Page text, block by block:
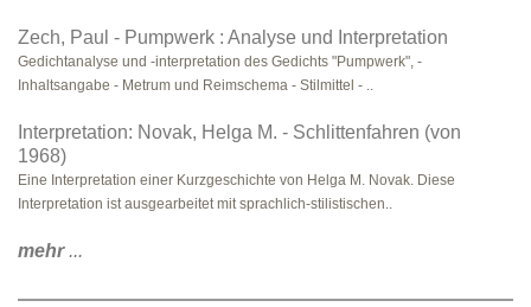
Zech, Paul - Pumpwerk : Analyse und Interpretation
Gedichtanalyse und -interpretation des Gedichts "Pumpwerk", -
Inhaltsangabe - Metrum und Reimschema - Stilmittel - ..
Interpretation: Novak, Helga M. - Schlittenfahren (von
1968)
Eine Interpretation einer Kurzgeschichte von Helga M. Novak. Diese
Interpretation ist ausgearbeitet mit sprachlich-stilistischen..
mehr...